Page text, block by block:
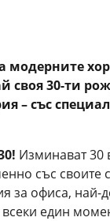
своя 30-ти
– със
Изминават 30
със своите
за офиса, най-
един